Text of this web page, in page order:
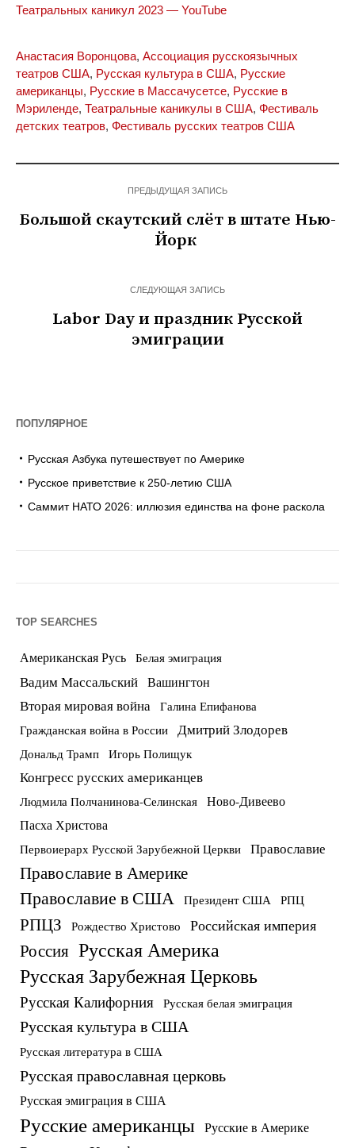
Театральных каникул 2023 — YouTube
Анастасия Воронцова, Ассоциация русскоязычных
театров США, Русская культура в США, Русские
американцы, Русские в Массачусетсе, Русские в
Мэриленде, Театральные каникулы в США, Фестиваль
детских театров, Фестиваль русских театров США
ПРЕДЫДУЩАЯ ЗАПИСЬ
Большой скаутский слёт в штате Нью-
Йорк
СЛЕДУЮЩАЯ ЗАПИСЬ
Labor Day и праздник Русской
эмиграции
ПОПУЛЯРНОЕ
Русская Азбука путешествует по Америке
Русское приветствие к 250-летию США
Саммит НАТО 2026: иллюзия единства на фоне раскола
TOP SEARCHES
Американская Русь Белая эмиграция
Вадим Массальский Вашингтон
Вторая мировая война Галина Епифанова
Гражданская война в России Дмитрий Злодорев
Дональд Трамп Игорь Полищук
Конгресс русских американцев
Людмила Полчанинова-Селинская Ново-Дивеево
Пасха Христова
Первоиерарх Русской Зарубежной Церкви Православие
Православие в Америке
Православие в США Президент США РПЦ
РПЦЗ Рождество Христово Российская империя
Россия Русская Америка
Русская Зарубежная Церковь
Русская Калифорния Русская белая эмиграция
Русская культура в США
Русская литература в США
Русская православная церковь
Русская эмиграция в США
Русские американцы Русские в Америке